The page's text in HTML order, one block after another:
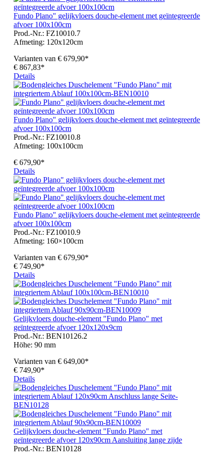
Fundo Plano" gelijkvloers douche-element met geïntegreerde
afvoer 100x100cm
Prod.-Nr.: FZ10010.7
Afmeting: 120x120cm
Varianten van € 679,90*
€ 867,83*
Details
Fundo Plano" gelijkvloers douche-element met geïntegreerde
afvoer 100x100cm
Prod.-Nr.: FZ10010.8
Afmeting: 100x100cm
€ 679,90*
Details
Fundo Plano" gelijkvloers douche-element met geïntegreerde
afvoer 100x100cm
Prod.-Nr.: FZ10010.9
Afmeting: 160×100cm
Varianten van € 679,90*
€ 749,90*
Details
Gelijkvloers douche-element "Fundo Plano" met
geïntegreerde afvoer 120x120x9cm
Prod.-Nr.: BEN10126.2
Höhe: 90 mm
Varianten van € 649,00*
€ 749,90*
Details
Gelijkvloers douche-element "Fundo Plano" met
geïntegreerde afvoer 120x90cm Aansluiting lange zijde
Prod.-Nr.: BEN10128